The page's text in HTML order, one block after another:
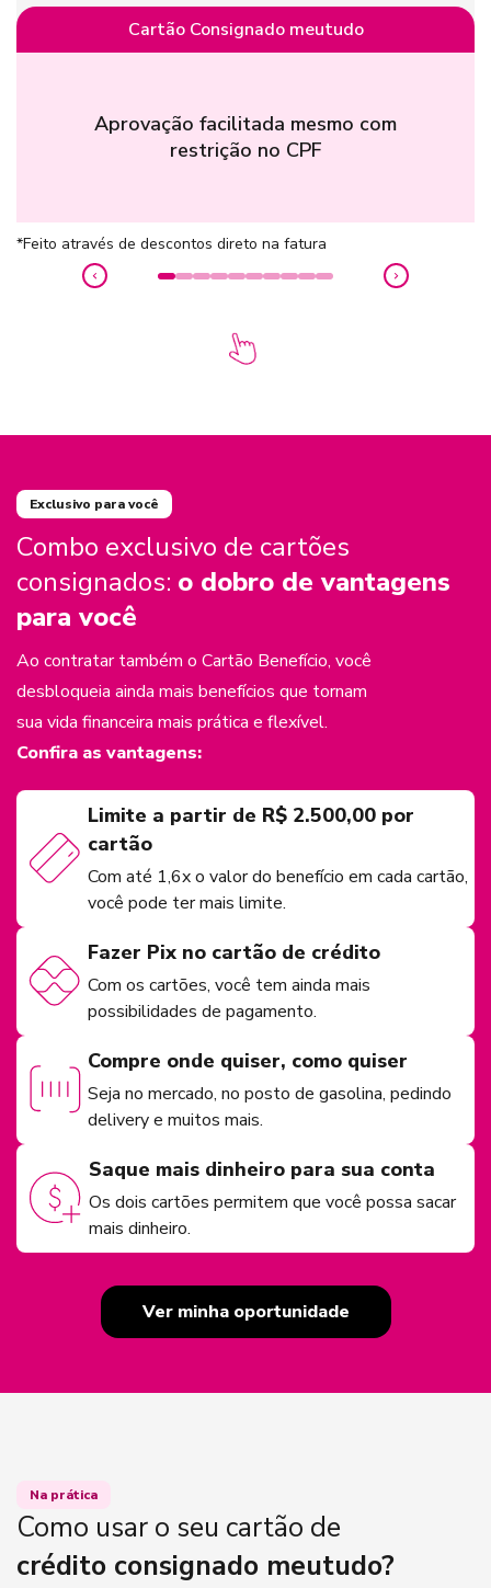
Cartão Consignado meutudo
Aprovação facilitada mesmo com
restrição no CPF
*Feito através de descontos direto na fatura
Exclusivo para você
Combo exclusivo de cartões
consignados: o dobro de vantagens
para você
Ao contratar também o Cartão Benefício, você
desbloqueia ainda mais benefícios que tornam
sua vida financeira mais prática e flexível.
Confira as vantagens:
Limite a partir de R$ 2.500,00 por
cartão
Com até 1,6x o valor do benefício em cada cartão,
você pode ter mais limite.
Fazer Pix no cartão de crédito
Com os cartões, você tem ainda mais
possibilidades de pagamento.
Compre onde quiser, como quiser
Seja no mercado, no posto de gasolina, pedindo
delivery e muitos mais.
Saque mais dinheiro para sua conta
Os dois cartões permitem que você possa sacar
mais dinheiro.
Ver minha oportunidade
Na prática
Como usar o seu cartão de
crédito consignado meutudo?